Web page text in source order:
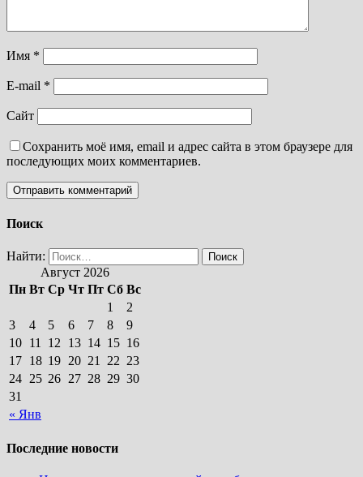
Имя *
E-mail *
Сайт
Сохранить моё имя, email и адрес сайта в этом браузере для
последующих моих комментариев.
Поиск
Найти:
Август 2026
Пн Вт Ср Чт Пт Сб Вс
« Янв
1
2
3
4 5 6 7 8
9
10 11 12 13 14 15 16
17 18 19 20 21 22 23
24 25 26 27 28 29 30
31
Последние новости